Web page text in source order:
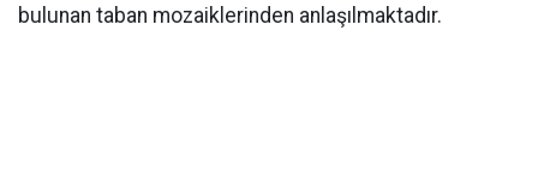
bulunan taban mozaiklerinden anlaşılmaktadır.